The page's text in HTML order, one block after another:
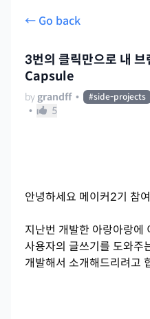
← Go back
3번의 클릭만으로 내
Capsule
by grandff • #side-projects
•
5
안녕하세요 메이커2기 참
지난번 개발한 아랑아랑에
사용자의 글쓰기를 도와주
개발해서 소개해드리려고